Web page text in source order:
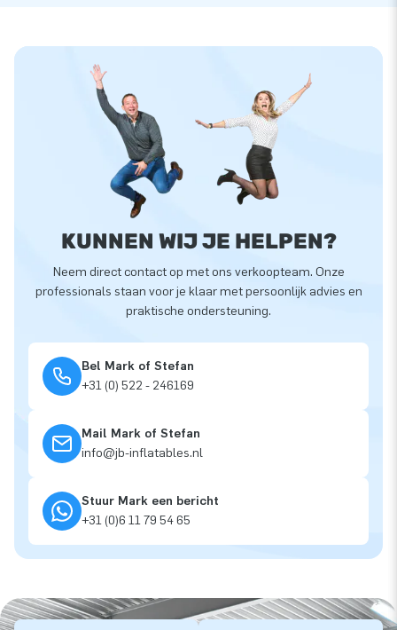
KUNNEN WIJ JE HELPEN?
Neem direct contact op met ons verkoopteam. Onze
professionals staan voor je klaar met persoonlijk advies en
praktische ondersteuning.
Bel Mark of Stefan
+31 (0) 522 - 246169
Mail Mark of Stefan
info@jb-inflatables.nl
Stuur Mark een bericht
+31 (0)6 11 79 54 65